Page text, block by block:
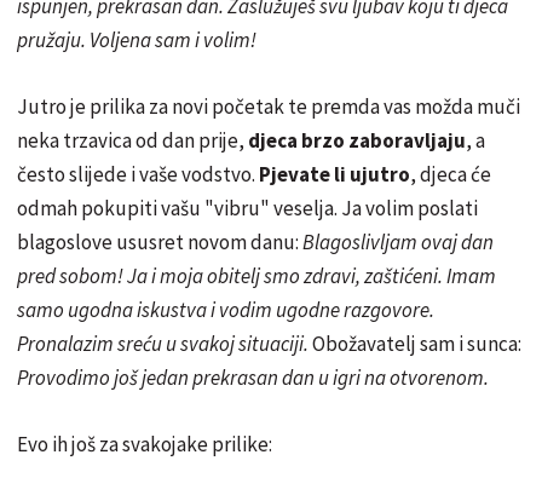
ispunjen, prekrasan dan. Zaslužuješ svu ljubav koju ti djeca
pružaju. Voljena sam i volim!
Jutro je prilika za novi početak te premda vas možda muči
neka trzavica od dan prije, djeca brzo zaboravljaju, a
često slijede i vaše vodstvo. Pjevate li ujutro, djeca će
odmah pokupiti vašu "vibru" veselja. Ja volim poslati
blagoslove ususret novom danu:Blagoslivljam ovaj dan
pred sobom! Ja i moja obitelj smo zdravi, zaštićeni. Imam
samo ugodna iskustva i vodim ugodne razgovore.
Pronalazim sreću u svakoj situaciji.Obožavatelj sam i sunca:
Provodimo još jedan prekrasan dan u igri na otvorenom.
Evo ih još za svakojake prilike: